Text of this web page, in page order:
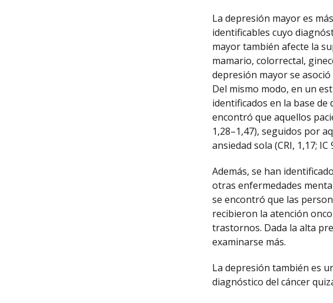
La depresión mayor es
identificables cuyo
mayor también afecte la
mamario, colorrectal,
depresión mayor se asoció
Del mismo modo, en un
identificados en la base de
encontró que aquellos
1,28–1,47), seguidos por
ansiedad sola (CRI, 1,17; IC
Además, se han
otras enfermedades
se encontró que las
recibieron la atención
trastornos. Dada la alta
examinarse más.
La depresión también es
diagnóstico del cáncer